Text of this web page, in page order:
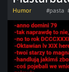
Humor #pasta